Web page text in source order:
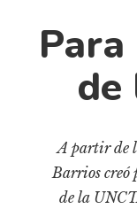
Diccionario
Documentos
Historia
Historia material
de
A partir de
Barrios
de la